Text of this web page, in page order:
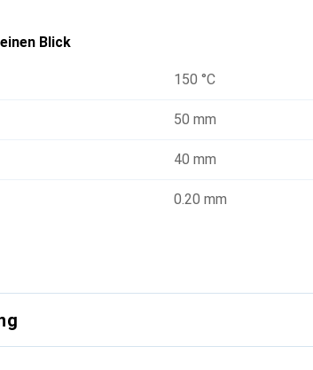
Blick
150 °C
50 mm
40 mm
0.20 mm